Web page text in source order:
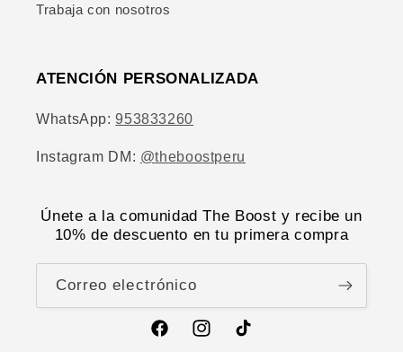
Trabaja con nosotros
ATENCIÓN PERSONALIZADA
WhatsApp:953833260
Instagram DM: @theboostperu
Únete a la comunidad The Boost y recibe un
10% de descuento en tu primera compra
Correo electrónico
FacebookInstagramTikTok